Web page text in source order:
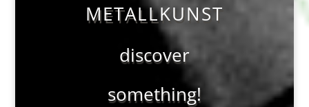
METALLKUNST
discover
something!